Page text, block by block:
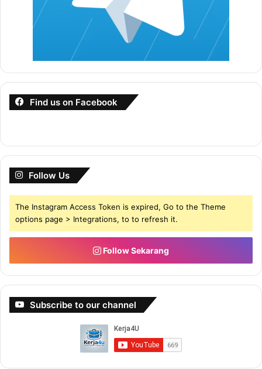
Dan tak payah susah nak bungkus dan poskan produk
tu..Buat dropship jer senang…makan untung atas angin jer.
Jangan buang masa lagi. Boleh terus GRAB SEKARANG
dengan klik button di bawah
Dapatkan Sekarang
Find us on Facebook
Follow Us
The Instagram Access Token is expired, Go to the Theme
options page > Integrations, to to refresh it.
Follow Sekarang
Subscribe to our channel